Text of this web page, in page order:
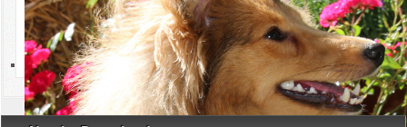
Sport
Ausstellungen
Welpen
TerminschutzantragStand 01.2024 Beliebt
Download
Zurück
Powered by jDownloads